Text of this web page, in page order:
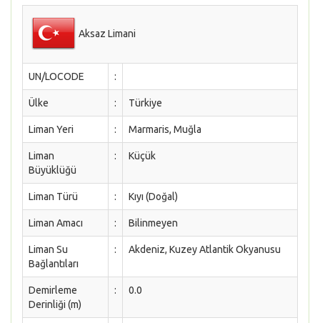
Aksaz Limani
UN/LOCODE :
Ülke : Türkiye
Liman Yeri : Marmaris, Muğla
Liman
Büyüklüğü
: Küçük
Liman Türü : Kıyı (Doğal)
Liman Amacı : Bilinmeyen
Liman Su
Bağlantıları
: Akdeniz, Kuzey Atlantik Okyanusu
Demirleme
Derinliği (m)
: 0.0